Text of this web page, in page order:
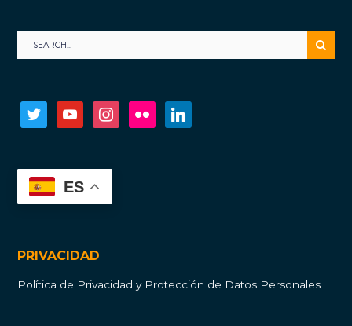
twitter youtube instagramflickr
ES
PRIVACIDAD
Política de Privacidad y Protección de Datos Personales